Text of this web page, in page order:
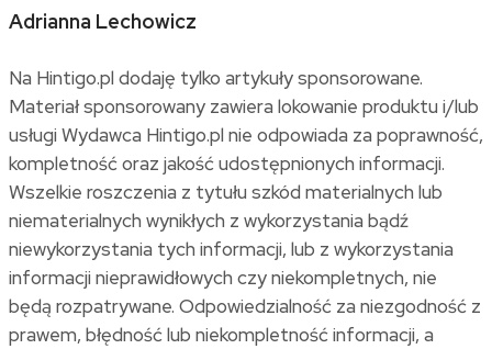
Adrianna Lechowicz
Na Hintigo.pl dodaję tylko artykuły sponsorowane.
Materiał sponsorowany zawiera lokowanie produktu i/lub
usługi Wydawca Hintigo.pl nie odpowiada za poprawność,
kompletność oraz jakość udostępnionych informacji.
Wszelkie roszczenia z tytułu szkód materialnych lub
niematerialnych wynikłych z wykorzystania bądź
niewykorzystania tych informacji, lub z wykorzystania
informacji nieprawidłowych czy niekompletnych, nie
będą rozpatrywane. Odpowiedzialność za niezgodność z
prawem, błędność lub niekompletność informacji, a